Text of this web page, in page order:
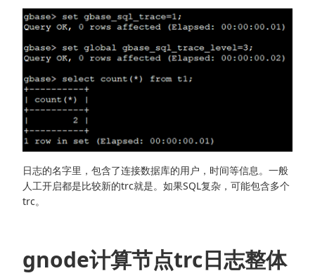
日志的名字里，包含了连接数据库的用户，时间等信息。一般
人工开启都是比较新的trc就是。如果SQL复杂，可能包含多个
trc。
gnode计算节点trc日志整体